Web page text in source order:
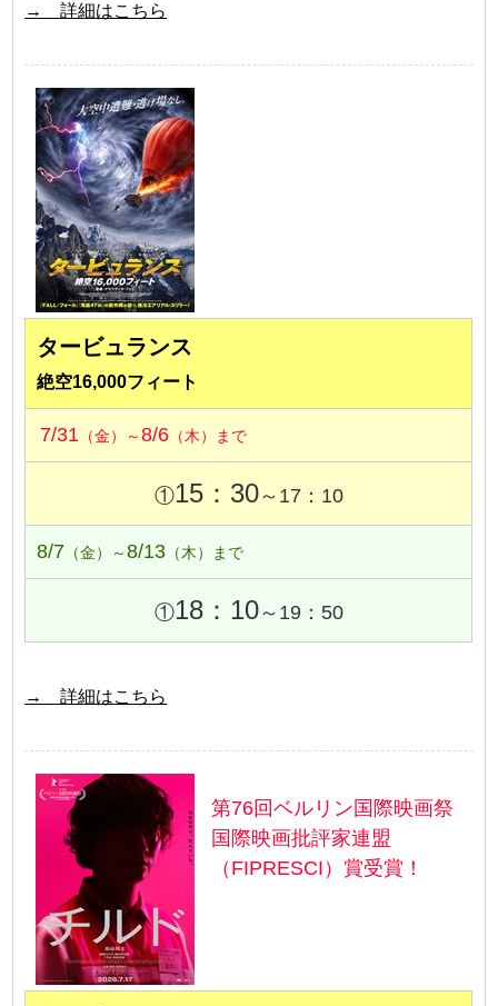
→ 詳細はこちら
タービュランス
絶空16,000フィート
7/31 （金）～8/6 （木）まで
①15：30～17：10
8/7 （金）～8/13 （木）まで
①18：10～19：50
→ 詳細はこちら
第76回ベルリン国際映画祭
国際映画批評家連盟
（FIPRESCI）賞受賞！